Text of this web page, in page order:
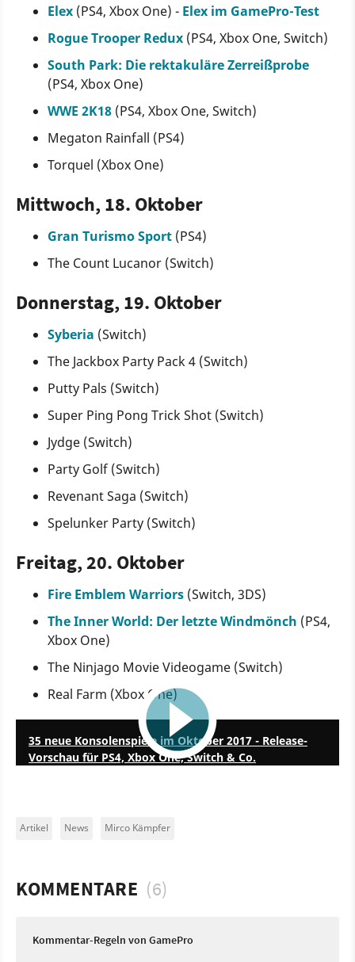
Elex (PS4, Xbox One) - Elex im GamePro-Test
Rogue Trooper Redux (PS4, Xbox One, Switch)
South Park: Die rektakuläre Zerreißprobe
(PS4, Xbox One)
WWE 2K18 (PS4, Xbox One, Switch)
Megaton Rainfall (PS4)
Torquel (Xbox One)
Mittwoch, 18. Oktober
Gran Turismo Sport (PS4)
The Count Lucanor (Switch)
Donnerstag, 19. Oktober
Syberia (Switch)
The Jackbox Party Pack 4 (Switch)
Putty Pals (Switch)
Super Ping Pong Trick Shot (Switch)
Jydge (Switch)
Party Golf (Switch)
Revenant Saga (Switch)
Spelunker Party (Switch)
Freitag, 20. Oktober
Fire Emblem Warriors (Switch, 3DS)
The Inner World: Der letzte Windmönch (PS4,
Xbox One)
The Ninjago Movie Videogame (Switch)
Real Farm (Xbox One)
35 neue Konsolenspiele im Oktober 2017 - Release-
Vorschau für PS4, Xbox One, Switch & Co.
Artikel News Mirco Kämpfer
KOMMENTARE (6)
Kommentar-Regeln von GamePro